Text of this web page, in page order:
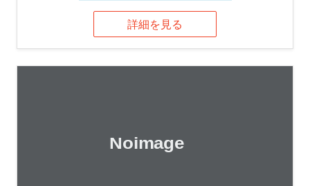
詳細を見る